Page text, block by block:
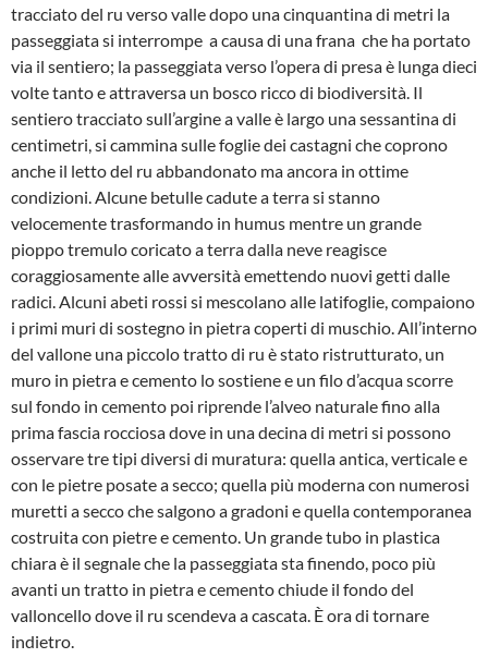
tracciato del ru verso valle dopo una cinquantina di metri la
passeggiata si interrompe a causa di una frana che ha portato
via il sentiero; la passeggiata verso l’opera di presa è lunga dieci
volte tanto e attraversa un bosco ricco di biodiversità. Il
sentiero tracciato sull’argine a valle è largo una sessantina di
centimetri, si cammina sulle foglie dei castagni che coprono
anche il letto del ru abbandonato ma ancora in ottime
condizioni. Alcune betulle cadute a terra si stanno
velocemente trasformando in humus mentre un grande
pioppo tremulo coricato a terra dalla neve reagisce
coraggiosamente alle avversità emettendo nuovi getti dalle
radici. Alcuni abeti rossi si mescolano alle latifoglie, compaiono
i primi muri di sostegno in pietra coperti di muschio. All’interno
del vallone una piccolo tratto di ru è stato ristrutturato, un
muro in pietra e cemento lo sostiene e un filo d’acqua scorre
sul fondo in cemento poi riprende l’alveo naturale fino alla
prima fascia rocciosa dove in una decina di metri si possono
osservare tre tipi diversi di muratura: quella antica, verticale e
con le pietre posate a secco; quella più moderna con numerosi
muretti a secco che salgono a gradoni e quella contemporanea
costruita con pietre e cemento. Un grande tubo in plastica
chiara è il segnale che la passeggiata sta finendo, poco più
avanti un tratto in pietra e cemento chiude il fondo del
valloncello dove il ru scendeva a cascata. È ora di tornare
indietro.